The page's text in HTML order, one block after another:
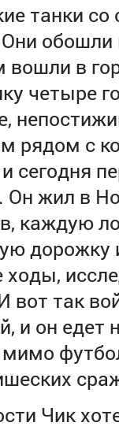
танки
обошли
вошли в
четыре
рядом с
сегодня
Он жил в
каждую
дорожку
вот так
и он
Чик